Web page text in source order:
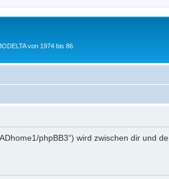
von 1974 bis 86
phpBB3“) wird zwischen dir und